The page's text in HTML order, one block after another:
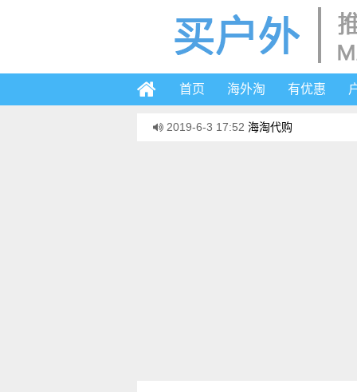
首页 海外淘 有优惠
2019-6-3 17:52 海淘代购